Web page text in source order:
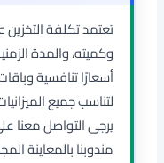
تعتمد تكلفة
وكميته، والمدة
أسعارًا تنافسية
لتناسب جميع
يرجى التواصل معنا
مندوبنا بالمعاينة